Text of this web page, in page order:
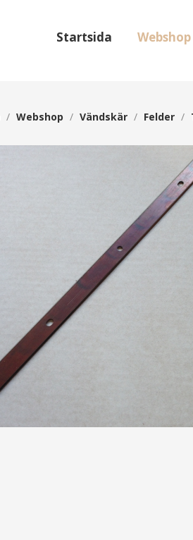
Startsida Webshop
/ Webshop / Vändskär / Felder /